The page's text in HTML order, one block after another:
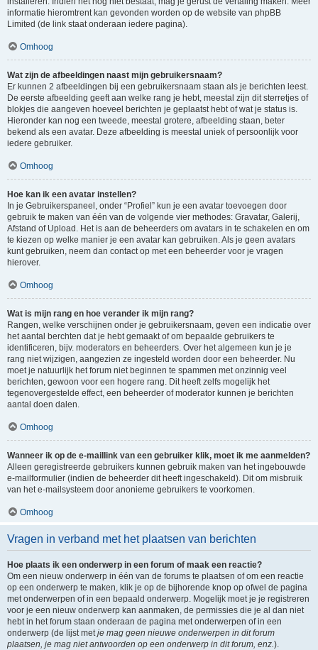
informatie hieromtrent kan gevonden worden op de website van phpBB
Limited (de link staat onderaan iedere pagina).
Omhoog
Wat zijn de afbeeldingen naast mijn gebruikersnaam?
Er kunnen 2 afbeeldingen bij een gebruikersnaam staan als je berichten leest.
De eerste afbeelding geeft aan welke rang je hebt, meestal zijn dit sterretjes of
blokjes die aangeven hoeveel berichten je geplaatst hebt of wat je status is.
Hieronder kan nog een tweede, meestal grotere, afbeelding staan, beter
bekend als een avatar. Deze afbeelding is meestal uniek of persoonlijk voor
iedere gebruiker.
Omhoog
Hoe kan ik een avatar instellen?
In je Gebruikerspaneel, onder “Profiel” kun je een avatar toevoegen door
gebruik te maken van één van de volgende vier methodes: Gravatar, Galerij,
Afstand of Upload. Het is aan de beheerders om avatars in te schakelen en om
te kiezen op welke manier je een avatar kan gebruiken. Als je geen avatars
kunt gebruiken, neem dan contact op met een beheerder voor je vragen
hierover.
Omhoog
Wat is mijn rang en hoe verander ik mijn rang?
Rangen, welke verschijnen onder je gebruikersnaam, geven een indicatie over
het aantal berchten dat je hebt gemaakt of om bepaalde gebruikers te
identificeren, bijv. moderators en beheerders. Over het algemeen kun je je
rang niet wijzigen, aangezien ze ingesteld worden door een beheerder. Nu
moet je natuurlijk het forum niet beginnen te spammen met onzinnig veel
berichten, gewoon voor een hogere rang. Dit heeft zelfs mogelijk het
tegenovergestelde effect, een beheerder of moderator kunnen je berichten
aantal doen dalen.
Omhoog
Wanneer ik op de e-maillink van een gebruiker klik, moet ik me aanmelden?
Alleen geregistreerde gebruikers kunnen gebruik maken van het ingebouwde
e-mailformulier (indien de beheerder dit heeft ingeschakeld). Dit om misbruik
van het e-mailsysteem door anonieme gebruikers te voorkomen.
Omhoog
Vragen in verband met het plaatsen van berichten
Hoe plaats ik een onderwerp in een forum of maak een reactie?
Om een nieuw onderwerp in één van de forums te plaatsen of om een reactie
op een onderwerp te maken, klik je op de bijhorende knop op ofwel de pagina
met onderwerpen of in een bepaald onderwerp. Mogelijk moet je je registreren
voor je een nieuw onderwerp kan aanmaken, de permissies die je al dan niet
hebt in het forum staan onderaan de pagina met onderwerpen of in een
onderwerp (de lijst met je mag geen nieuwe onderwerpen in dit forum
plaatsen, je mag niet antwoorden op een onderwerp in dit forum, enz. ).